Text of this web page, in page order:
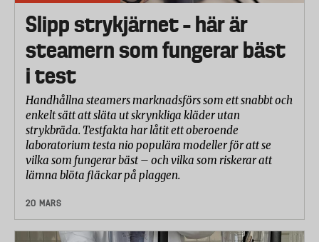
Slipp strykjärnet – här är
steamern som fungerar bäst
i test
Handhållna steamers marknadsförs som ett snabbt och
enkelt sätt att släta ut skrynkliga kläder utan
strykbräda. Testfakta har låtit ett oberoende
laboratorium testa nio populära modeller för att se
vilka som fungerar bäst – och vilka som riskerar att
lämna blöta fläckar på plaggen.
20 MARS